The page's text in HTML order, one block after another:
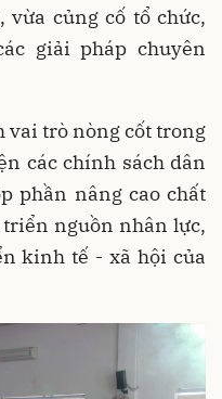
củng cố tổ chức,
giải pháp chuyên
vai trò nòng cốt trong
các chính sách dân
phần nâng cao chất
nguồn nhân lực,
kinh tế - xã hội của